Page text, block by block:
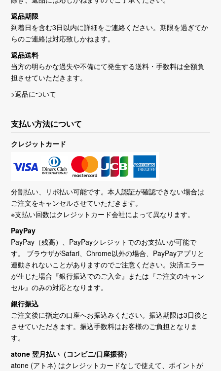
返品期限
到着日を含む3日以内に詳細をご連絡ください。期限を過ぎてか
らのご連絡は対応致しかねます。
返品送料
当方の明らかな過失や不備にて発生する送料・手数料は全額負
担させていただきます。
>返品について
支払い方法について
クレジットカード
分割払い、リボ払い可能です。本人認証が確認できない場合は
ご注文をキャンセルさせていただきます。
※支払い回数はクレジットカード会社によって異なります。
PayPay
PayPay（残高）、PayPayクレジットでのお支払いが可能で
す。 ブラウザがSafari、Chrome以外の場合、PayPayアプリと
連動されないことがありますのでご注意ください。決済エラー
が生じた場合『銀行振込でのご入金』または『ご注文のキャン
セル』のみの対応となります。
銀行振込
ご注文後に指定の口座へお振込みください。振込期限は3日後と
させていただきます。振込手数料はお客様のご負担となりま
す。
atone 翌月払い（コンビニ/口座振替）
atone (アトネ) はクレジットカードなしで使えて、ポイントが